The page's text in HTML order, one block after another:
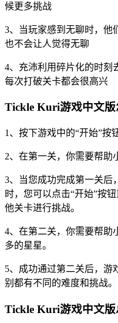
候更多挑战
3、当玩家感到无聊时，他
也不会让人觉得无聊
4、充沛利用碎片化的时刻
每次打破关卡都会很高兴
Tickle Kuri游戏中文版
1、按下游戏中的“开始”按
2、在第一关，你需要帮助
3、当您成功完成第一关后
时，您可以点击“开始”按
他关卡进行挑战。
4、在第二关，你需要帮助
多的星星。
5、成功通过第二关后，游
别都有不同的难度和挑战。
Tickle Kuri游戏中文版